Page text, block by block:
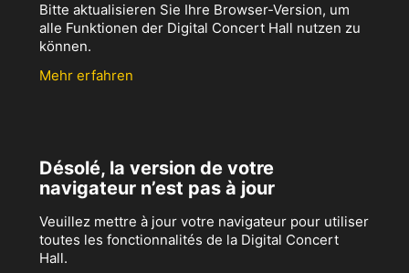
Bitte aktualisieren Sie Ihre Browser-Version, um
alle Funktionen der Digital Concert Hall nutzen zu
können.
Mehr erfahren
Désolé, la version de votre
navigateur n’est pas à jour
Veuillez mettre à jour votre navigateur pour utiliser
toutes les fonctionnalités de la Digital Concert
Hall.